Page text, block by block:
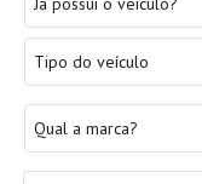
possui
o
veículo?
do
veículo *
Qual
marca?
*